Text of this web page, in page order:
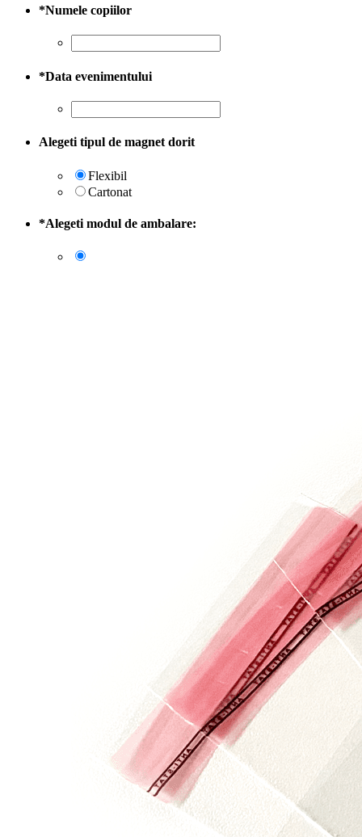
*Numele copiilor
*Data evenimentului
Alegeti tipul de magnet dorit
Flexibil
Cartonat
*Alegeti modul de ambalare: